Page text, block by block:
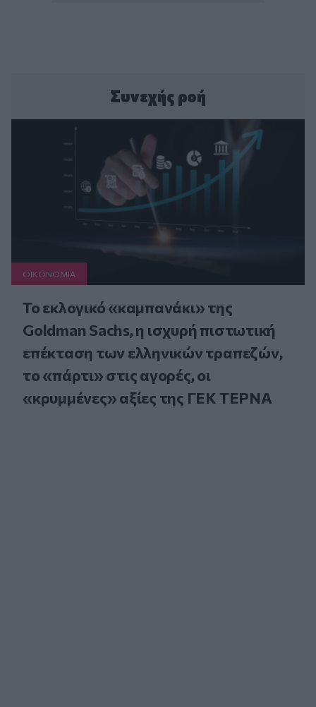
Συνεχής ροή
ΟΙΚΟΝΟΜΙΑ
Το εκλογικό «καμπανάκι» της
Goldman Sachs, η ισχυρή πιστωτική
επέκταση των ελληνικών τραπεζών,
το «πάρτι» στις αγορές, οι
«κρυμμένες» αξίες της ΓΕΚ ΤΕΡΝΑ